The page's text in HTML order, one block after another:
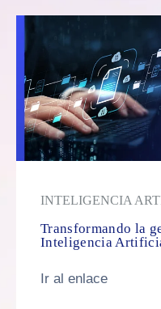
INTELIGENCIA
Transformando la
Inteligencia
Ir al enlace